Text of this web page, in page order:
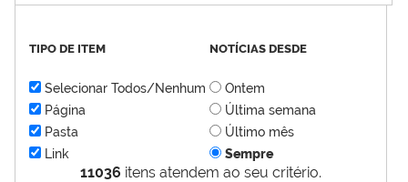
11036 itens atendem ao seu critério.
TIPO DE ITEM
Selecionar Todos/Nenhum
Página
Pasta
Link
NOTÍCIAS DESDE
Ontem
Última semana
Último mês
Sempre